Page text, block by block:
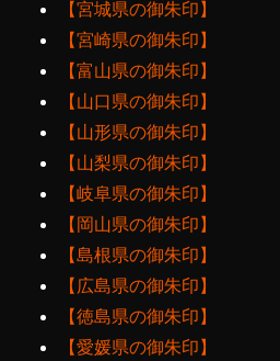
【宮城県の御朱印】
【宮崎県の御朱印】
【富山県の御朱印】
【山口県の御朱印】
【山形県の御朱印】
【山梨県の御朱印】
【岐阜県の御朱印】
【岡山県の御朱印】
【島根県の御朱印】
【広島県の御朱印】
【徳島県の御朱印】
【愛媛県の御朱印】